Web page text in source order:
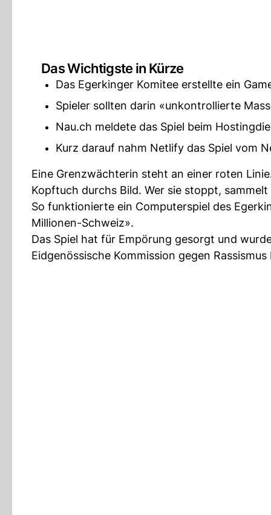
Das Wichtigste in Kürze
Das Egerkinger Komitee erstellte ein
Spieler sollten darin «unkontrollierte
Nau.ch meldete das Spiel beim
Kurz darauf nahm Netlify das Spiel vom
Eine Grenzwächterin steht an einer roten
Kopftuch durchs Bild. Wer sie stoppt, sammelt
So funktionierte ein Computerspiel des
Millionen-Schweiz».
Das Spiel hat für Empörung gesorgt und
Eidgenössische Kommission gegen Rassismus